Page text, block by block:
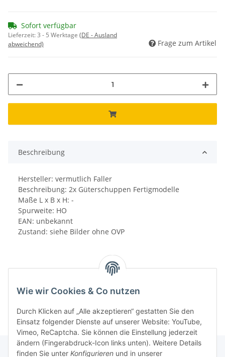
Wie wir Cookies & Co nutzen
Durch Klicken auf „Alle akzeptieren“ gestatten Sie den
Einsatz folgender Dienste auf unserer Website: YouTube,
Vimeo, ReCaptcha. Sie können die Einstellung jederzeit
ändern (Fingerabdruck-Icon links unten). Weitere Details
finden Sie unter Konfigurieren und in unserer
Sofort verfügbar
Lieferzeit:3 - 5 Werktage (DE - Ausland
abweichend)
Frage zum Artikel
Beschreibung
Hersteller: vermutlich Faller
Beschreibung: 2x Güterschuppen Fertigmodelle
Maße L x B x H: -
Spurweite: HO
EAN: unbekannt
Zustand: siehe Bilder ohne OVP